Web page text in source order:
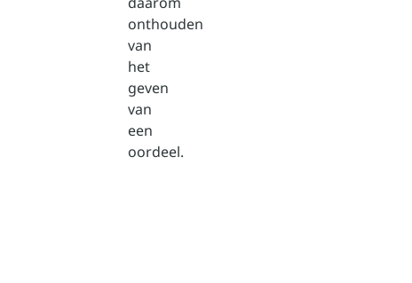
onthouden
van
het
geven
van
een
oordeel.